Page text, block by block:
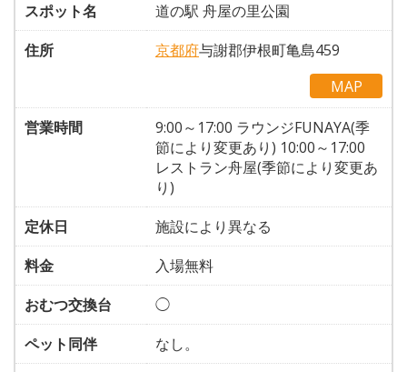
スポット名
道の駅 舟屋の里公園
住所
京都府与謝郡伊根町亀島459
MAP
営業時間
9:00～17:00 ラウンジFUNAYA(季
節により変更あり) 10:00～17:00
レストラン舟屋(季節により変更あ
り)
定休日
施設により異なる
料金
入場無料
おむつ交換台
◯
ペット同伴
なし。